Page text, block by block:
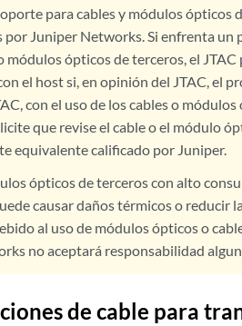
para cables y módulos ópticos
Juniper Networks. Si enfrenta
módulos ópticos de terceros, el
el host si, en opinión del JTAC, el
con el uso de los cables o
que revise el cable o el módulo
equivalente calificado por Juniper.
ópticos de terceros con alto
causar daños térmicos o reducir
al uso de módulos ópticos o
no aceptará responsabilidad
de cable para